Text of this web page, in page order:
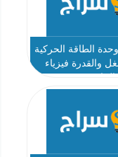
الطاقة الحركية
والقدرة فيزياء
الثاني أ أحمد جمال